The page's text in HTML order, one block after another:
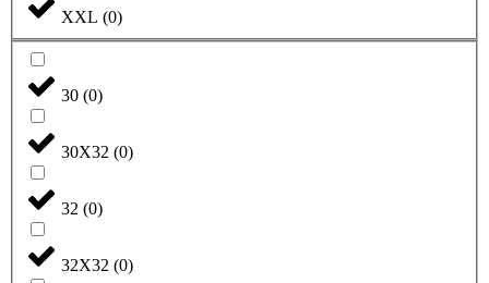
XXL (0)
30 (0)
30X32 (0)
32 (0)
32X32 (0)